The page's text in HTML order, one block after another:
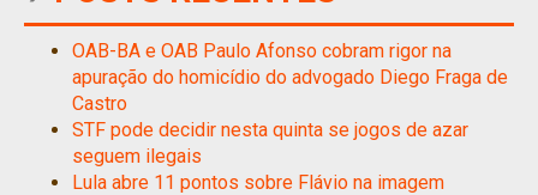
OAB-BA e OAB Paulo Afonso cobram rigor na
apuração do homicídio do advogado Diego Fraga de
Castro
STF pode decidir nesta quinta se jogos de azar
seguem ilegais
Lula abre 11 pontos sobre Flávio na imagem